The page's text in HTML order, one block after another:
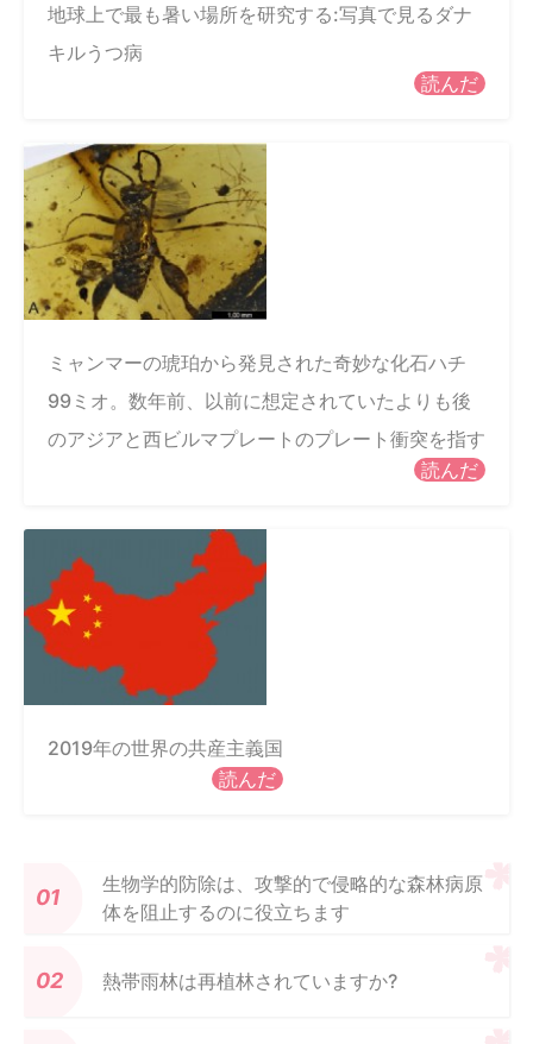
地球上で最も暑い場所を研究する:写真で見るダナ
キルうつ病
読んだ
ミャンマーの琥珀から発見された奇妙な化石ハチ
99ミオ。数年前、以前に想定されていたよりも後
のアジアと西ビルマプレートのプレート衝突を指す
読んだ
2019年の世界の共産主義国
読んだ
生物学的防除は、攻撃的で侵略的な森林病原
体を阻止するのに役立ちます
熱帯雨林は再植林されていますか?